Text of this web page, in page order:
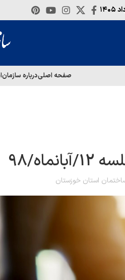
صفحه اصلیدرباره سازمان
98
استان خوزستان